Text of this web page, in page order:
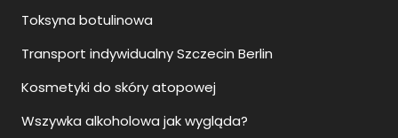
Toksyna botulinowa
Transport indywidualny Szczecin Berlin
Kosmetyki do skóry atopowej
Wszywka alkoholowa jak wygląda?